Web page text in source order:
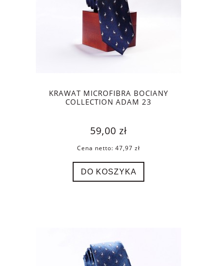
KRAWAT MICROFIBRA BOCIANY
COLLECTION ADAM 23
59,00 zł
Cena netto: 47,97 zł
DO KOSZYKA